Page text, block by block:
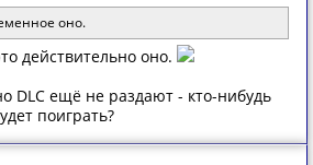
оно.
действительно оно.
DLC ещё не раздают - кто-нибудь
поиграть?